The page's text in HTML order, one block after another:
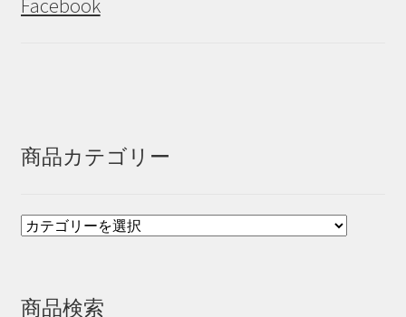
Facebook
商品カテゴリー
商品検索